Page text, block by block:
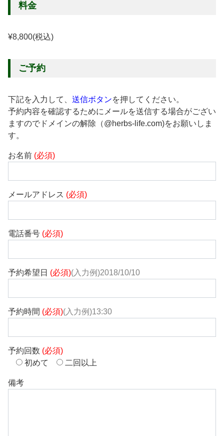
料金
¥8,800(税込)
ご予約
下記を入力して、 送信ボタンを押してください。
予約内容を確認するためにメールを送信する場合がござい
ますのでドメインの解除（@herbs-life.com)をお願いしま
す。
お名前 (必須)
メールアドレス (必須)
電話番号 (必須)
予約希望日 (必須)(入力例)2018/10/10
予約時間 (必須)(入力例)13:30
予約回数 (必須)
初めて
二回以上
備考